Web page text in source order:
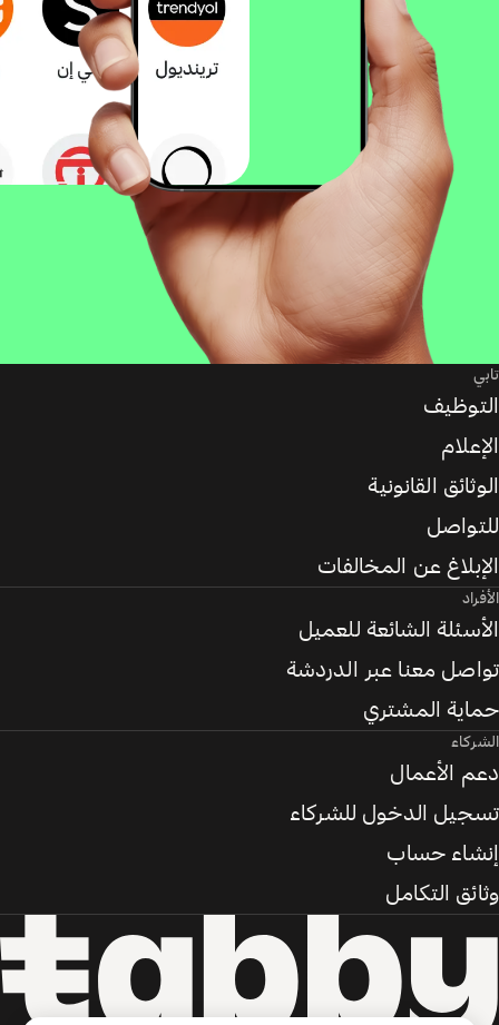
تابي
التوظيف
الإعلام
الوثائق القانونية
للتواصل
الإبلاغ عن المخالفات
الأفراد
الأسئلة الشائعة للعميل
تواصل معنا عبر الدردشة
حماية المشتري
الشركاء
دعم الأعمال
تسجيل الدخول للشركاء
إنشاء حساب
وثائق التكامل